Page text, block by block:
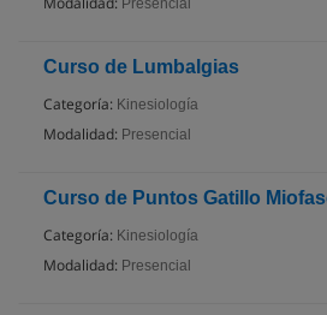
Curso de Lumbalgias
Categoría: Kinesiología
Modalidad: Presencial
Curso de Puntos Gatillo
Categoría: Kinesiología
Modalidad: Presencial